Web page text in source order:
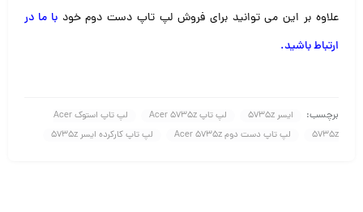
علاوه بر این می توانید برای فروش لپ تاپ دست دوم خودبا ما در
ارتباط باشید.
برچسب: ایسر 5735z لپ تاپ Acer 5735z
لپ تاپ استوک Acer
5735z
لپ تاپ دست دوم Acer 5735z لپ تاپ کارکرده ایسر 5735z